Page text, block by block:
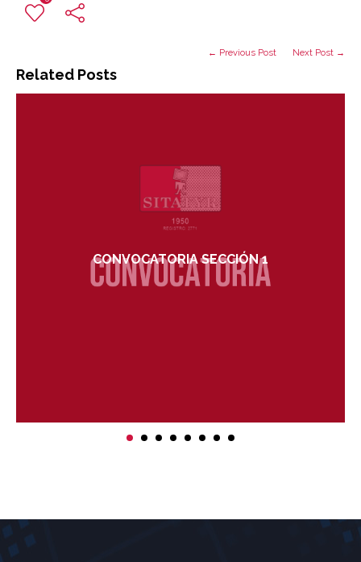
Related Posts
← Previous Post Next Post →
CONVOCATORIA SECCIÓN 1